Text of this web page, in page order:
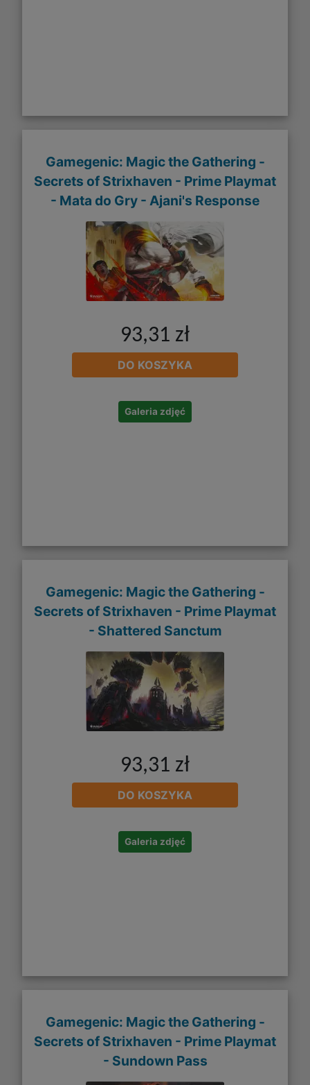
Gamegenic: Magic the Gathering -
Secrets of Strixhaven - Prime Playmat
- Mata do Gry - Ajani's Response
93,31 zł
DO KOSZYKA
Galeria zdjęć
Gamegenic: Magic the Gathering -
Secrets of Strixhaven - Prime Playmat
- Shattered Sanctum
93,31 zł
DO KOSZYKA
Galeria zdjęć
Gamegenic: Magic the Gathering -
Secrets of Strixhaven - Prime Playmat
- Sundown Pass